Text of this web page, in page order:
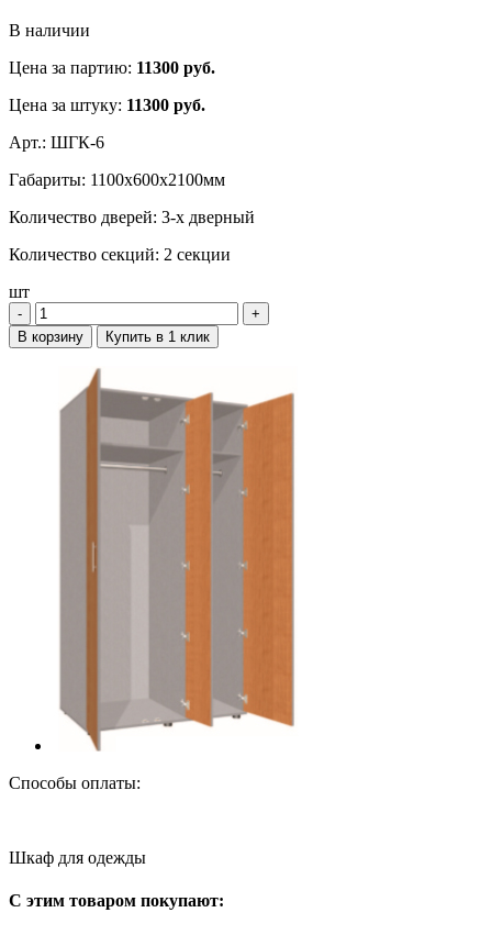
В наличии
Цена за партию: 11300 руб.
Цена за штуку: 11300 руб.
Арт.: ШГК-6
Габариты: 1100х600х2100мм
Количество дверей: 3-х дверный
Количество секций: 2 секции
шт
‐
+
В корзину
Купить в 1 клик
Способы оплаты:
Шкаф для одежды
С этим товаром покупают: